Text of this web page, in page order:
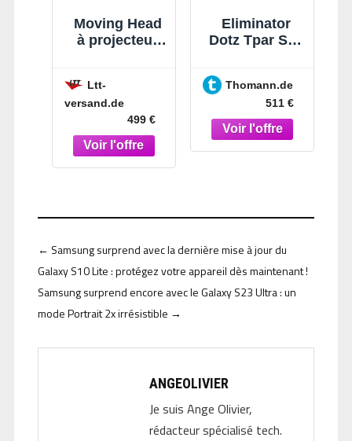
Moving Head
à projecteur
IGNITE740WH
» avec zoom -
Moving Head
Washer
Ltt-
versand.de
499 €
Eliminator
Dotz Tpar Sys
Thomann.de
511 €
← Samsung surprend avec la dernière mise à jour du
Galaxy S10 Lite : protégez votre appareil dès maintenant !
Samsung surprend encore avec le Galaxy S23 Ultra : un
mode Portrait 2x irrésistible →
ANGEOLIVIER
Je suis Ange Olivier,
rédacteur spécialisé tech.